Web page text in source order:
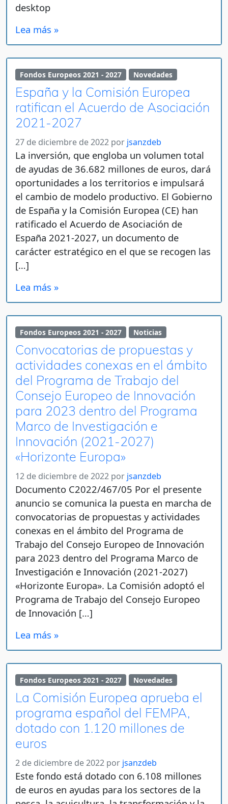
desktop
Lea más »
Fondos Europeos 2021 - 2027 Novedades
España y la Comisión Europea
ratifican el Acuerdo de Asociación
2021-2027
27 de diciembre de 2022 por jsanzdeb
La inversión, que engloba un volumen total
de ayudas de 36.682 millones de euros, dará
oportunidades a los territorios e impulsará
el cambio de modelo productivo. El Gobierno
de España y la Comisión Europea (CE) han
ratificado el Acuerdo de Asociación de
España 2021-2027, un documento de
carácter estratégico en el que se recogen las
[…]
Lea más »
Fondos Europeos 2021 - 2027 Noticias
Convocatorias de propuestas y
actividades conexas en el ámbito
del Programa de Trabajo del
Consejo Europeo de Innovación
para 2023 dentro del Programa
Marco de Investigación e
Innovación (2021-2027)
«Horizonte Europa»
12 de diciembre de 2022 por jsanzdeb
Documento C2022/467/05 Por el presente
anuncio se comunica la puesta en marcha de
convocatorias de propuestas y actividades
conexas en el ámbito del Programa de
Trabajo del Consejo Europeo de Innovación
para 2023 dentro del Programa Marco de
Investigación e Innovación (2021-2027)
«Horizonte Europa». La Comisión adoptó el
Programa de Trabajo del Consejo Europeo
de Innovación […]
Lea más »
Fondos Europeos 2021 - 2027 Novedades
La Comisión Europea aprueba el
programa español del FEMPA,
dotado con 1.120 millones de
euros
2 de diciembre de 2022 por jsanzdeb
Este fondo está dotado con 6.108 millones
de euros en ayudas para los sectores de la